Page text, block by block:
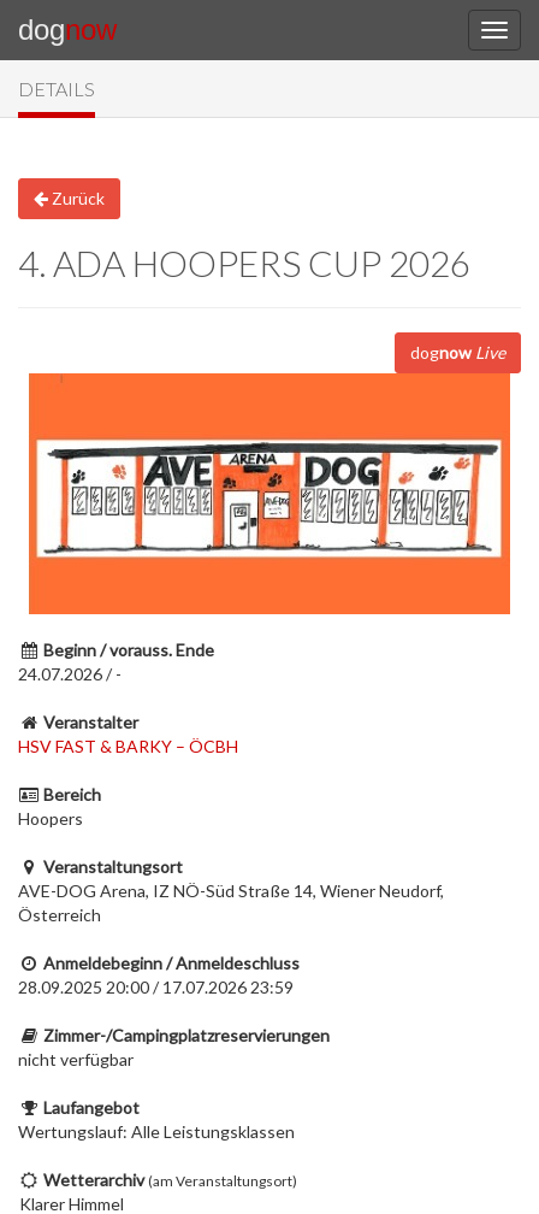
dognow
DETAILS
Zurück
4. ADA HOOPERS CUP 2026
dognow Live
Beginn / vorauss. Ende
24.07.2026 / -
Veranstalter
HSV FAST & BARKY – ÖCBH
Bereich
Hoopers
Veranstaltungsort
AVE-DOG Arena, IZ NÖ-Süd Straße 14, Wiener Neudorf,
Österreich
Anmeldebeginn / Anmeldeschluss
28.09.2025 20:00 / 17.07.2026 23:59
Zimmer-/Campingplatzreservierungen
nicht verfügbar
Laufangebot
Wertungslauf: Alle Leistungsklassen
Wetterarchiv (am Veranstaltungsort)
Klarer Himmel